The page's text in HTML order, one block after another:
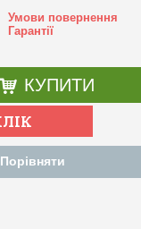
Умови повернення
Гарантії
КУПИТИ
Порівняти